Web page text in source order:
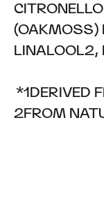
(OAKMOSS)
LINALOOL2,
*1DERIVED
2FROM